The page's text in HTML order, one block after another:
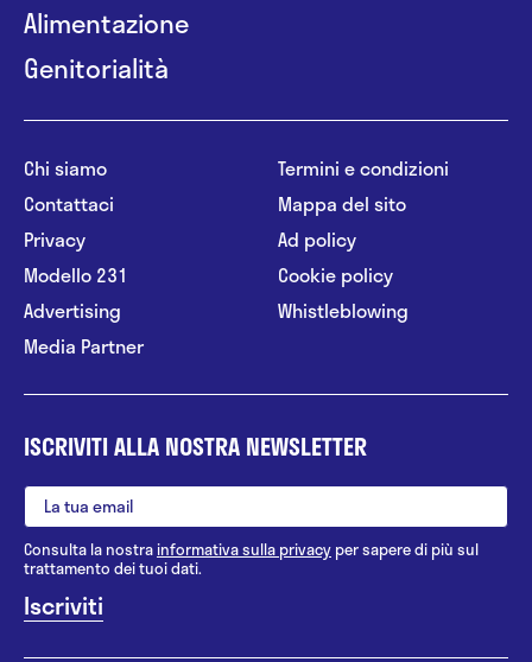
Alimentazione
Genitorialità
Chi siamo
Contattaci
Privacy
Modello 231
Advertising
Media Partner
Termini e condizioni
Mappa del sito
Ad policy
Cookie policy
Whistleblowing
ISCRIVITI ALLA NOSTRA NEWSLETTER
Consulta la nostrainformativa sulla privacy per sapere di più sul
trattamento dei tuoi dati.